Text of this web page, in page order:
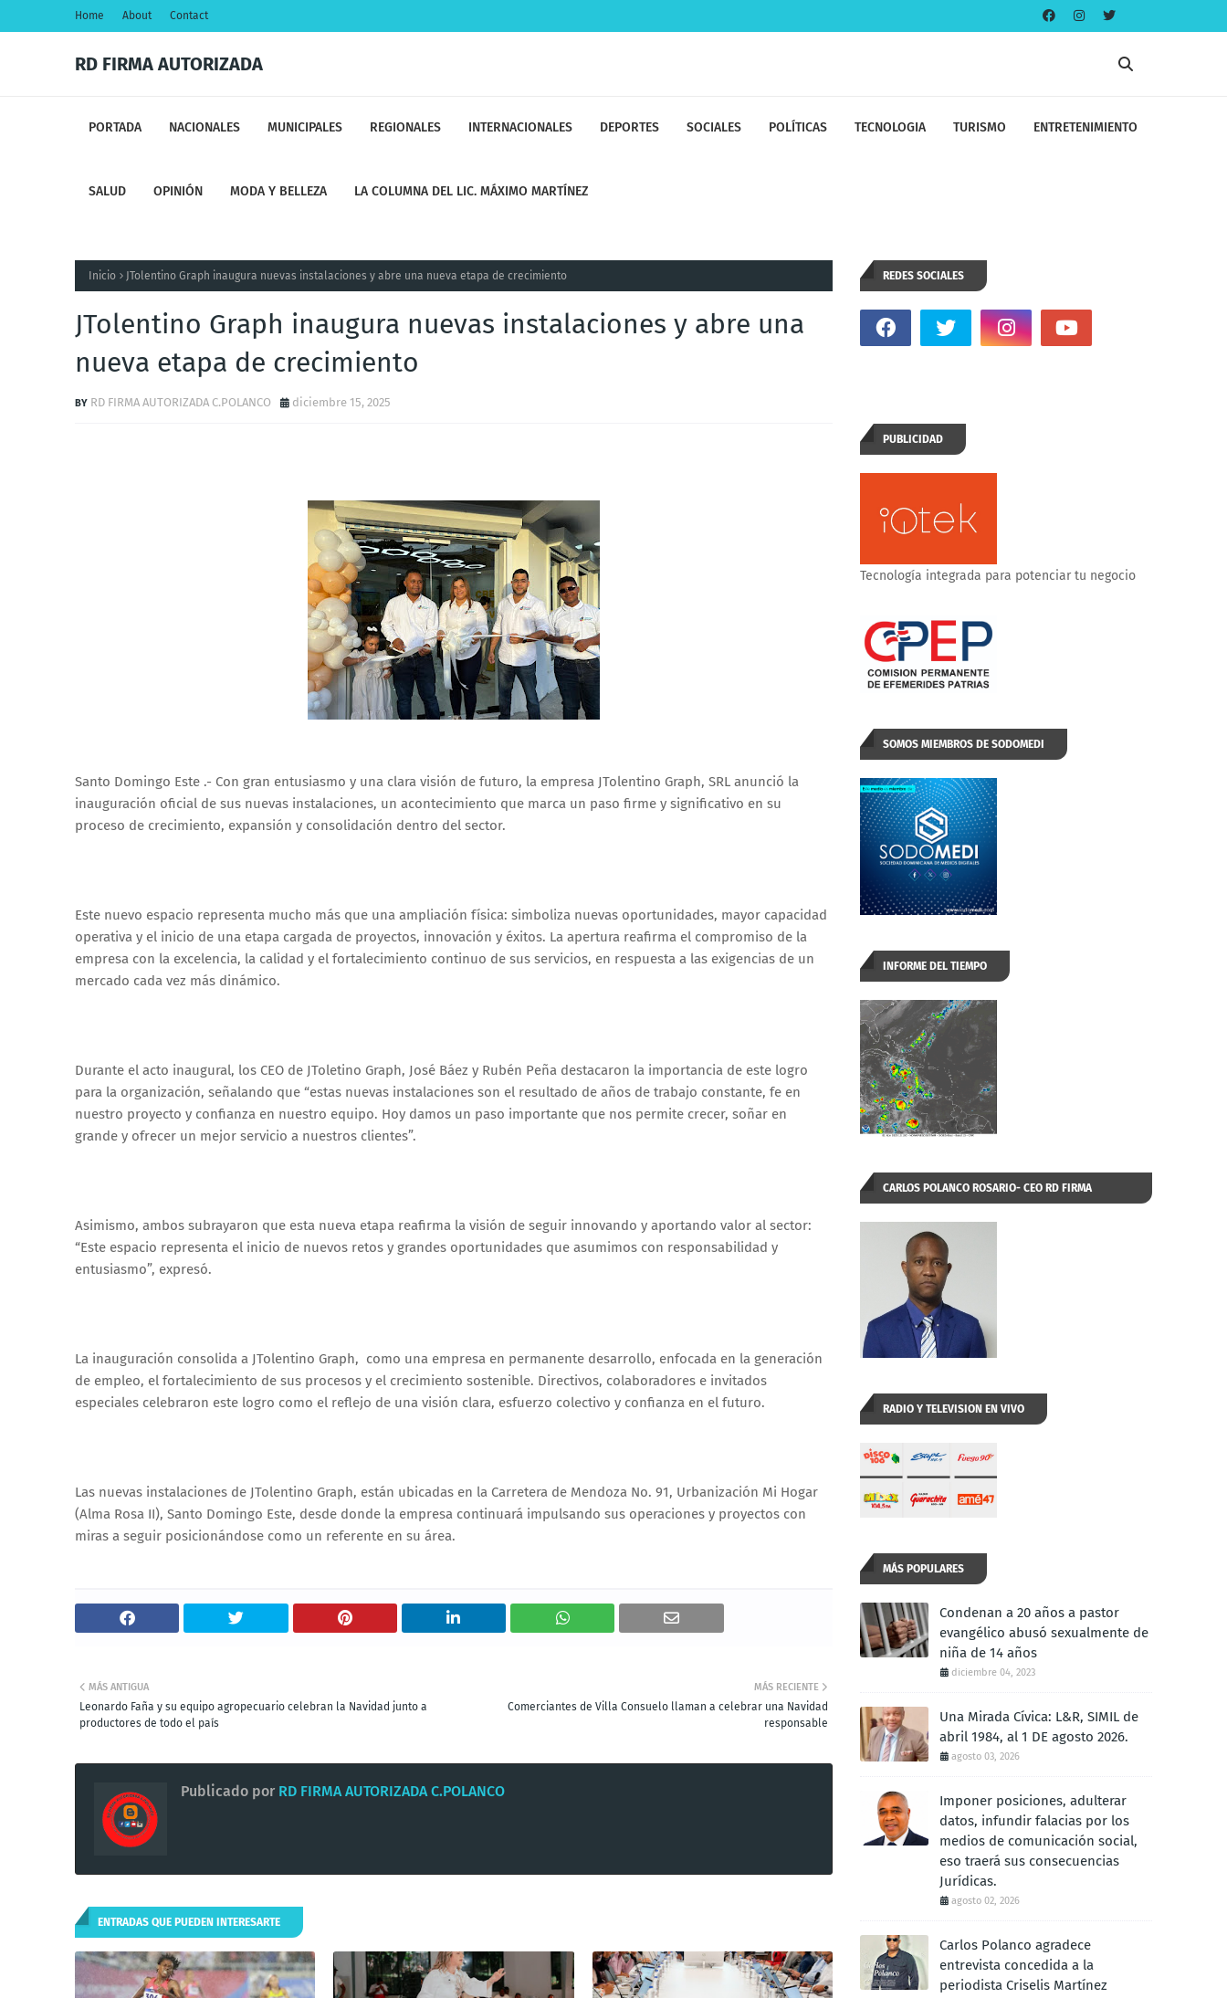
Home About Contact
RD FIRMA AUTORIZADA
PORTADA NACIONALES MUNICIPALES REGIONALES INTERNACIONALES DEPORTES SOCIALES POLÍTICAS TECNOLOGIA TURISMO ENTRETENIMIENTO
SALUD OPINIÓN MODA Y BELLEZA LA COLUMNA DEL LIC. MÁXIMO MARTÍNEZ
Inicio JTolentino Graph inaugura nuevas instalaciones y abre una nueva etapa de crecimiento
JTolentino Graph inaugura nuevas instalaciones y abre una
nueva etapa de crecimiento
RD FIRMA AUTORIZADA C.POLANCO diciembre 15, 2025
Santo Domingo Este .- Con gran entusiasmo y una clara visión de futuro, la empresa JTolentino Graph, SRL anunció la
inauguración oficial de sus nuevas instalaciones, un acontecimiento que marca un paso firme y significativo en su
proceso de crecimiento, expansión y consolidación dentro del sector.
Este nuevo espacio representa mucho más que una ampliación física: simboliza nuevas oportunidades, mayor capacidad
operativa y el inicio de una etapa cargada de proyectos, innovación y éxitos. La apertura reafirma el compromiso de la
empresa con la excelencia, la calidad y el fortalecimiento continuo de sus servicios, en respuesta a las exigencias de un
mercado cada vez más dinámico.
Durante el acto inaugural, los CEO de JToletino Graph, José Báez y Rubén Peña destacaron la importancia de este logro
para la organización, señalando que “estas nuevas instalaciones son el resultado de años de trabajo constante, fe en
nuestro proyecto y confianza en nuestro equipo. Hoy damos un paso importante que nos permite crecer, soñar en
grande y ofrecer un mejor servicio a nuestros clientes”.
Asimismo, ambos subrayaron que esta nueva etapa reafirma la visión de seguir innovando y aportando valor al sector:
“Este espacio representa el inicio de nuevos retos y grandes oportunidades que asumimos con responsabilidad y
entusiasmo”, expresó.
La inauguración consolida a JTolentino Graph, como una empresa en permanente desarrollo, enfocada en la generación
de empleo, el fortalecimiento de sus procesos y el crecimiento sostenible. Directivos, colaboradores e invitados
especiales celebraron este logro como el reflejo de una visión clara, esfuerzo colectivo y confianza en el futuro.
Las nuevas instalaciones de JTolentino Graph, están ubicadas en la Carretera de Mendoza No. 91, Urbanización Mi Hogar
(Alma Rosa II), Santo Domingo Este, desde donde la empresa continuará impulsando sus operaciones y proyectos con
miras a seguir posicionándose como un referente en su área.
MÁS RECIENTE
Comerciantes de Villa Consuelo llaman a celebrar una Navidad
responsable
MÁS ANTIGUA
Leonardo Faña y su equipo agropecuario celebran la Navidad junto a
productores de todo el país
Publicado por RD FIRMA AUTORIZADA C.POLANCO
ENTRADAS QUE PUEDEN INTERESARTE
REDES SOCIALES
PUBLICIDAD
Tecnología integrada para potenciar tu negocio
SOMOS MIEMBROS DE SODOMEDI
INFORME DEL TIEMPO
CARLOS POLANCO ROSARIO- CEO RD FIRMA
AUTORIZADA
RADIO Y TELEVISION EN VIVO
MÁS POPULARES
Condenan a 20 años a pastor
evangélico abusó sexualmente de
niña de 14 años
diciembre 04, 2023
Una Mirada Cívica: L&R, SIMIL de
abril 1984, al 1 DE agosto 2026.
agosto 03, 2026
Imponer posiciones, adulterar
datos, infundir falacias por los
medios de comunicación social,
eso traerá sus consecuencias
Jurídicas.
agosto 02, 2026
Carlos Polanco agradece
entrevista concedida a la
periodista Criselis Martínez